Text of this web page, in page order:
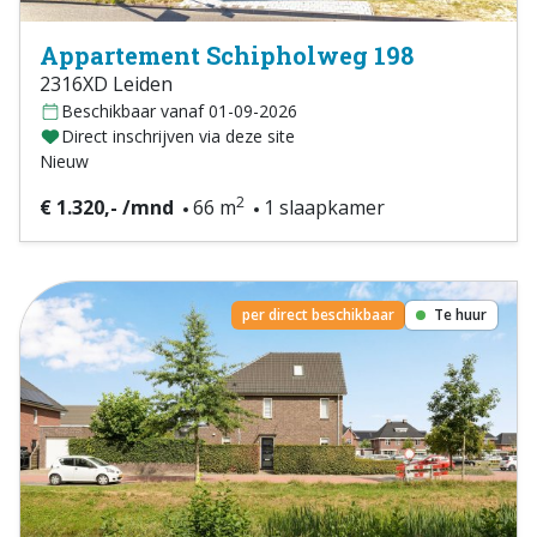
Appartement Schipholweg 198
2316XD Leiden
Beschikbaar vanaf 01-09-2026
Direct inschrijven via deze site
Nieuw
€ 1.320,- /mnd 66 m2 1 slaapkamer
per direct beschikbaar Te huur